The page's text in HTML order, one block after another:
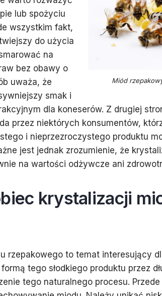
Miód
lub spożyciu
wszystkim fakt,
do użycia
na
bez obawy o
uważa, że
smak i
dla koneserów. Z drugiej
przez niektórych konsumentów,
i nieprzezroczystego produktu
jest jednak zrozumienie, że
na wartości odżywcze ani
krystalizacji
rzepakowego to temat interesujący
tego słodkiego produktu przez
tego naturalnego procesu.